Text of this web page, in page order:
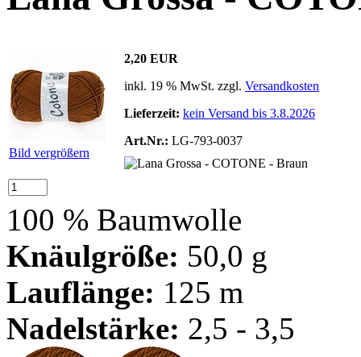
Bild vergrößern
2,20 EUR
inkl. 19 % MwSt. zzgl. Versandkosten
Lieferzeit: kein Versand bis 3.8.2026
Art.Nr.: LG-793-0037
100 % Baumwolle
Knäulgröße: 50,0 g
Lauflänge: 125 m
Nadelstärke: 2,5 - 3,5